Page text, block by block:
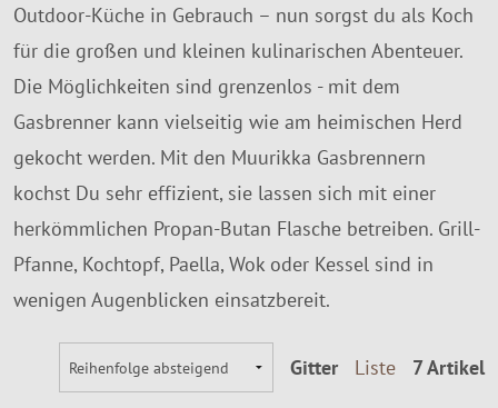
Outdoor-Küche in Gebrauch – nun sorgst du als Koch
für die großen und kleinen kulinarischen Abenteuer.
Die Möglichkeiten sind grenzenlos - mit dem
Gasbrenner kann vielseitig wie am heimischen Herd
gekocht werden. Mit den Muurikka Gasbrennern
kochst Du sehr effizient, sie lassen sich mit einer
herkömmlichen Propan-Butan Flasche betreiben. Grill-
Pfanne, Kochtopf, Paella, Wok oder Kessel sind in
wenigen Augenblicken einsatzbereit.
7 Artikel
Gitter Liste